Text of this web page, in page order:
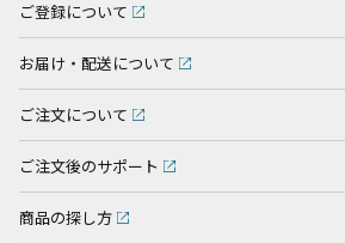
ご登録について
お届け・配送について
ご注文について
ご注文後のサポート
商品の探し方